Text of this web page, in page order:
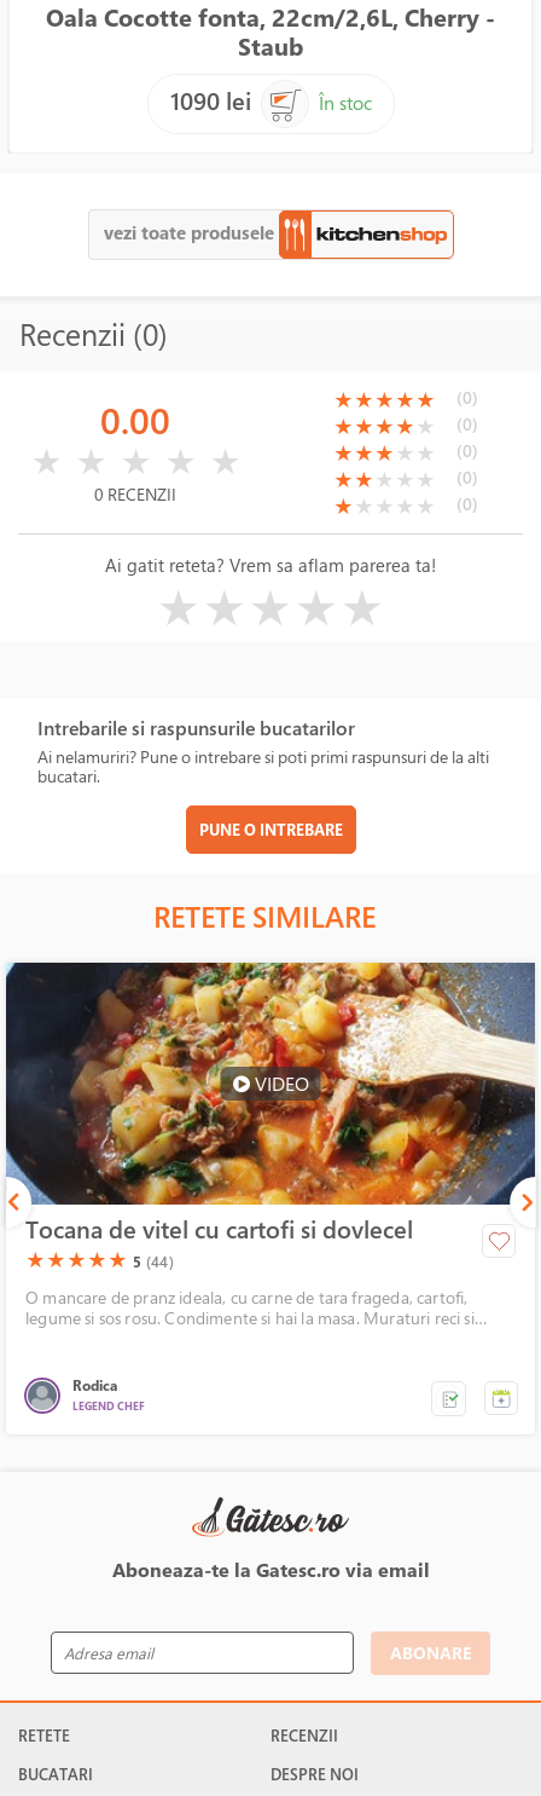
Oala Cocotte fonta, 22cm/2,6L, Cherry -
Staub
1090 lei
În stoc
vezi toate produsele
Recenzii (0)
0.00
★ ★ ★ ★ ★
0 RECENZII
(*)
★(*)
★(*)
★(*)
★(*)
★ (0)
(*)
★(*)
★(*)
★(*)
★( )
★ (0)
(*)
★(*)
★(*)
★( )
★ ( )
★ (0)
(*)
★(*)
★( )
★ ( )
★ ( )
★ (0)
(*)
★( )
★ ( )
★ ( )
★ ( )
★ (0)
Ai gatit reteta? Vrem sa aflam parerea ta!
★★★★★
Intrebarile si raspunsurile bucatarilor
Ai nelamuriri? Pune o intrebare si poti primi raspunsuri de la alti
bucatari.
PUNE O INTREBARE
RETETE SIMILARE
VIDEO
Tocana de vitel cu cartofi si dovlecel
(*)
★(*)
★(*)
★(*)
★(*)
★ 5 (44)
O mancare de pranz ideala, cu carne de tara frageda, cartofi,
legume si sos rosu. Condimente si hai la masa. Muraturi reci si
Rodica
LEGEND CHEF
Aboneaza-te la Gatesc.ro via email
ABONARE
RETETE
BUCATARI
RECENZII
DESPRE NOI